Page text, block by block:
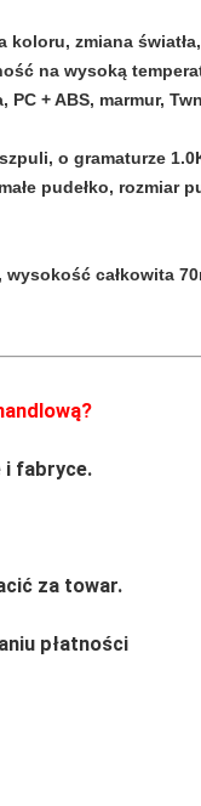
zmiana
na wysoką
+ ABS, marmur,
o gramaturze
pudełko, rozmiar
całkowita
i fabryce.
za towar.
płatności